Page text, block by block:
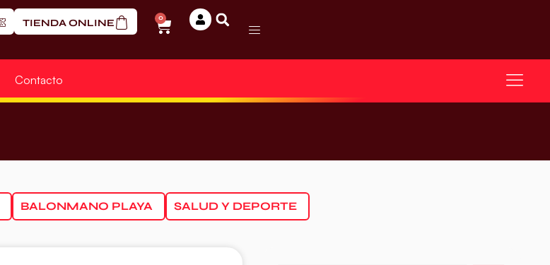
TIENDA ONLINE 0
Contacto
BALONMANO PLAYA SALUD Y DEPORTE